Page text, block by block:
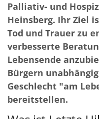
Palliativ- und
Heinsberg. Ihr Ziel
Tod und Trauer zu
verbesserte
Lebensende
Bürgern
Geschlecht "am
bereitstellen.